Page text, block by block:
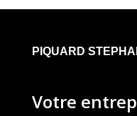
PIQUARD
Votre